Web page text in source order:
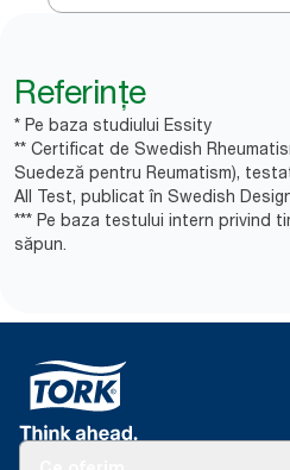
Referințe
* Pe baza studiului Essity
** Certificat de Swedish
Suedeză pentru Reumatism),
All Test, publicat în Swedish
*** Pe baza testului intern privind
săpun.